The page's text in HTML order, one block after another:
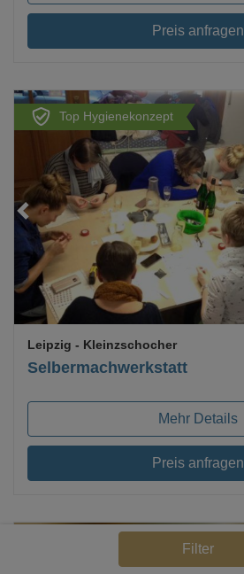
Preis anfragen
Top Hygienekonzept
Loading...
Selbermachwerkstatt
Leipzig - Kleinzschocher
Mehr Details
Preis anfragen
Filter